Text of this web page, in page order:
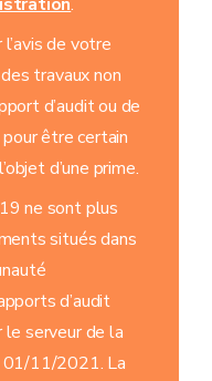
de votre
travaux non
d’audit ou de
être certain
d’une prime.
ne sont plus
situés dans
d’audit
serveur de la
01/11/2021. La